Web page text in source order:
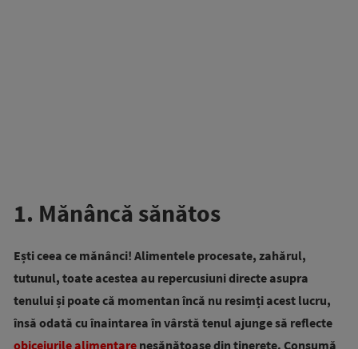
1. Mănâncă sănătos
Ești ceea ce mănânci! Alimentele procesate, zahărul,
tutunul, toate acestea au repercusiuni directe asupra
tenului și poate că momentan încă nu resimți acest lucru,
însă odată cu înaintarea în vârstă tenul ajunge să reflecte
obiceiurile alimentare nesănătoase din tinerețe. Consumă